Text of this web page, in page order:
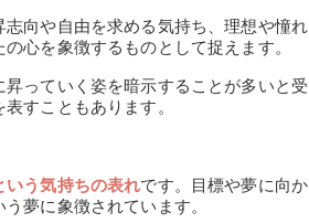
向や自由を求める気持ち、理想や憧れ
心を象徴するものとして捉えます。
っていく姿を暗示することが多いと受
すこともあります。
いう気持ちの表れです。目標や夢に向か
夢に象徴されています。